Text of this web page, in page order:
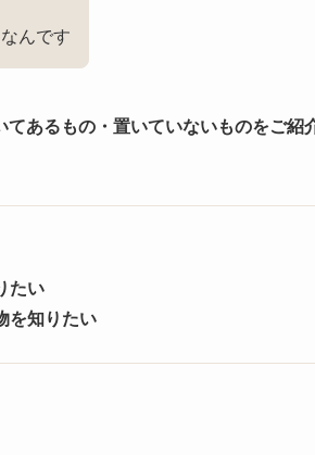
んです
あるもの・置いていないものをご紹
たい
を知りたい